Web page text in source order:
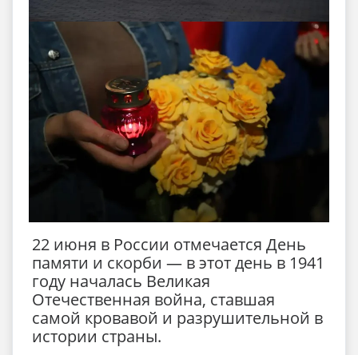
22 июня в России отмечается День
памяти и скорби — в этот день в 1941
году началась Великая
Отечественная война, ставшая
самой кровавой и разрушительной в
истории страны.